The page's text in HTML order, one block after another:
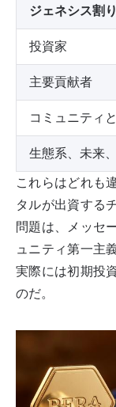
ジェネシス割
投資家
主要貢献者
コミュニティ
生態系、未来
これらはどれも
タルが出資する
問題は、メッセ
ュニティ第一主
実際には初期投
のだ。